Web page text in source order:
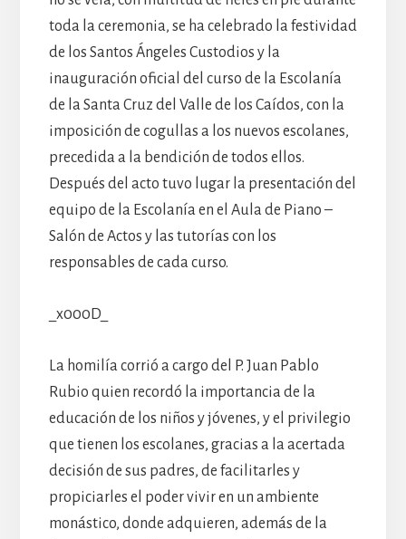
toda la ceremonia, se ha celebrado la festividad
de los Santos Ángeles Custodios y la
inauguración oficial del curso de la Escolanía
de la Santa Cruz del Valle de los Caídos, con la
imposición de cogullas a los nuevos escolanes,
precedida a la bendición de todos ellos.
Después del acto tuvo lugar la presentación del
equipo de la Escolanía en el Aula de Piano –
Salón de Actos y las tutorías con los
responsables de cada curso.
_x000D_
La homilía corrió a cargo del P. Juan Pablo
Rubio quien recordó la importancia de la
educación de los niños y jóvenes, y el privilegio
que tienen los escolanes, gracias a la acertada
decisión de sus padres, de facilitarles y
propiciarles el poder vivir en un ambiente
monástico, donde adquieren, además de la